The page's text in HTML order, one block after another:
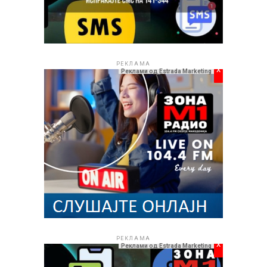
РЕКЛАМА
РЕКЛАМА
Реклами од Estrada Marketing x
РЕКЛАМА
Реклами од Estrada Marketing x